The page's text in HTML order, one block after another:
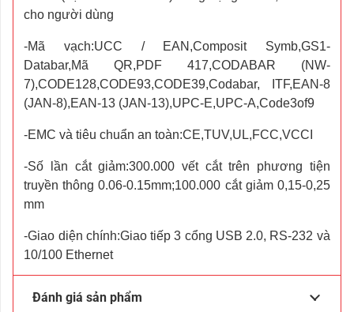
cho người dùng
-Mã vạch:UCC / EAN,Composit Symb,GS1-
Databar,Mã QR,PDF 417,CODABAR (NW-
7),CODE128,CODE93,CODE39,Codabar, ITF,EAN-8
(JAN-8),EAN-13 (JAN-13),UPC-E,UPC-A,Code3of9
-EMC và tiêu chuẩn an toàn:CE,TUV,UL,FCC,VCCI
-Số lần cắt giảm:300.000 vết cắt trên phương tiện
truyền thông 0.06-0.15mm;100.000 cắt giảm 0,15-0,25
mm
-Giao diện chính:Giao tiếp 3 cổng USB 2.0, RS-232 và
10/100 Ethernet
Đánh giá sản phẩm